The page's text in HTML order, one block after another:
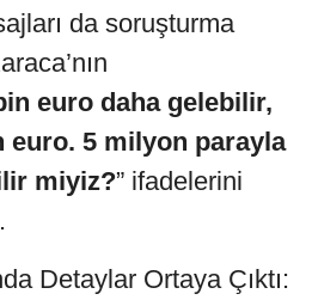
da soruşturma
euro daha gelebilir,
euro. 5 milyon parayla
miyiz?” ifadelerini